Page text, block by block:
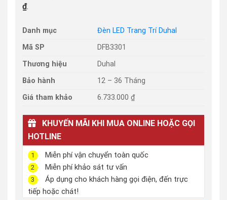
₫.
Danh mục
Đèn LED Trang Trí Duhal
Mã SP
DFB3301
Thương hiệu
Duhal
Bảo hành
12 – 36 Tháng
Giá tham khảo
6.733.000 ₫
KHUYẾN MÃI KHI MUA ONLINE HOẶC GỌI
HOTLINE
1 Miễn phí vận chuyển toàn quốc
2 Miễn phí khảo sát tư vấn
3
Áp dụng cho khách hàng gọi điện, đến trực
tiếp hoặc chát!